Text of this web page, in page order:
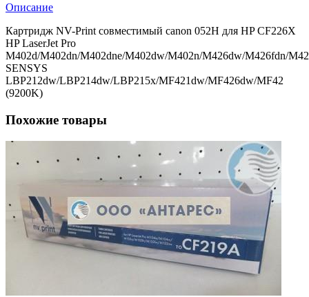
Описание
Картридж NV-Print совместимый canon 052H для HP CF226X
HP LaserJet Pro
M402d/M402dn/M402dne/M402dw/M402n/M426dw/M426fdn/
SENSYS
LBP212dw/LBP214dw/LBP215x/MF421dw/MF426dw/MF42
(9200K)
Похожие товары